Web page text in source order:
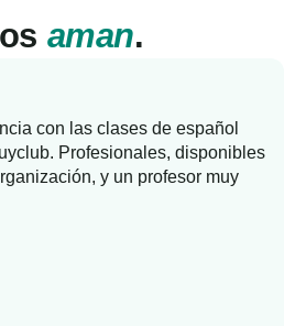
aman.
con las clases de español
Profesionales, disponibles
y un profesor muy